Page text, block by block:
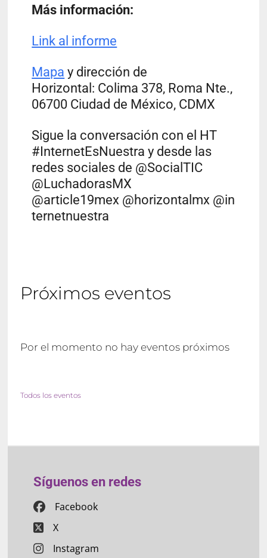
Más información:
Link al informe
Mapa y dirección de
Horizontal: Colima 378, Roma Nte.,
06700 Ciudad de México, CDMX
Sigue la conversación con el HT
#InternetEsNuestra y desde las
redes sociales de @SocialTIC
@LuchadorasMX
@article19mex @horizontalmx @in
ternetnuestra
Próximos eventos
Por el momento no hay eventos próximos
Todos los eventos
Síguenos en redes
Facebook
X
Instagram